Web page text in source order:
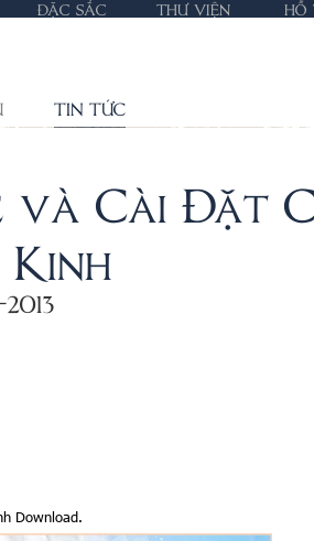
ĐẶC SẮC THƯ VIỆN HỖ
TIN TỨC
và Cài Đặt
Download.